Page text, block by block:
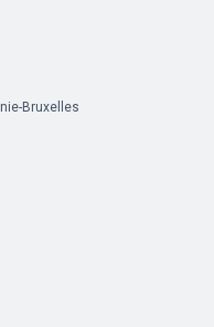
Bruxelles